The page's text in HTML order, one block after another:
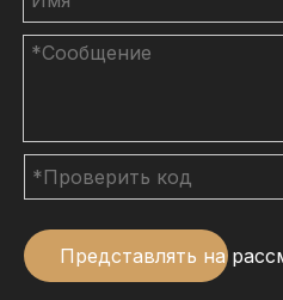
Представлять на